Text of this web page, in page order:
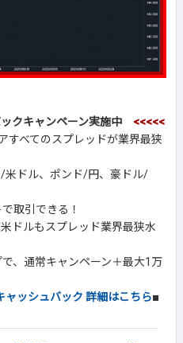
クキャンペーン実施中 <<<<<
すべてのスプレッドが業界最狭
ドル、ポンド/円、豪ドル/
取引できる！
ドルもスプレッド業界最狭水
、通常キャンペーン＋最大1万
ッシュバック 詳細はこちら■